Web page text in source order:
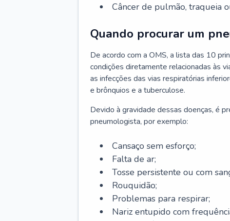
Câncer de pulmão, traqueia
Quando procurar um
De acordo com a OMS, a lista das 10
condições diretamente relacionadas às
as infecções das vias respiratórias
e brônquios e a tuberculose.
Devido à gravidade dessas doenças, é
pneumologista, por exemplo:
Cansaço sem esforço;
Falta de ar;
Tosse persistente ou com
Rouquidão;
Problemas para respirar;
Nariz entupido com